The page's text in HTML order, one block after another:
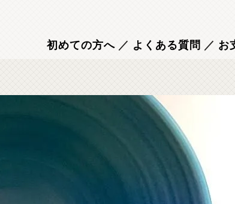
初めての方へ ／ よくある質問 ／ お